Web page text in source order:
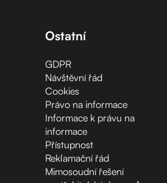
Ostatní
GDPR
Návštěvní řád
Cookies
Právo na informace
Informace k právu na
informace
Přístupnost
Reklamační řád
Mimosoudní řešení